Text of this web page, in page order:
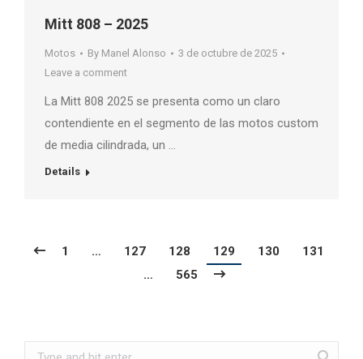
Mitt 808 – 2025
Motos By Manel Alonso
3 de octubre de 2025
Leave a comment
La Mitt 808 2025 se presenta como un claro
contendiente en el segmento de las motos custom
de media cilindrada, un …
Details
1 … 127 128 129 130
131
…
565
Search: